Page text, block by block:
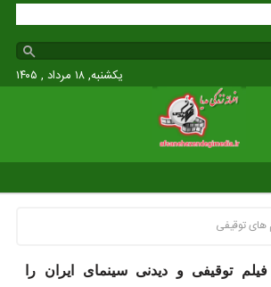
یکشنبه, ۱۸ مرداد , ۱۴۰۵
های توقیفی
۸ فیلم توقیفی و دیدنی سینمای ایران را